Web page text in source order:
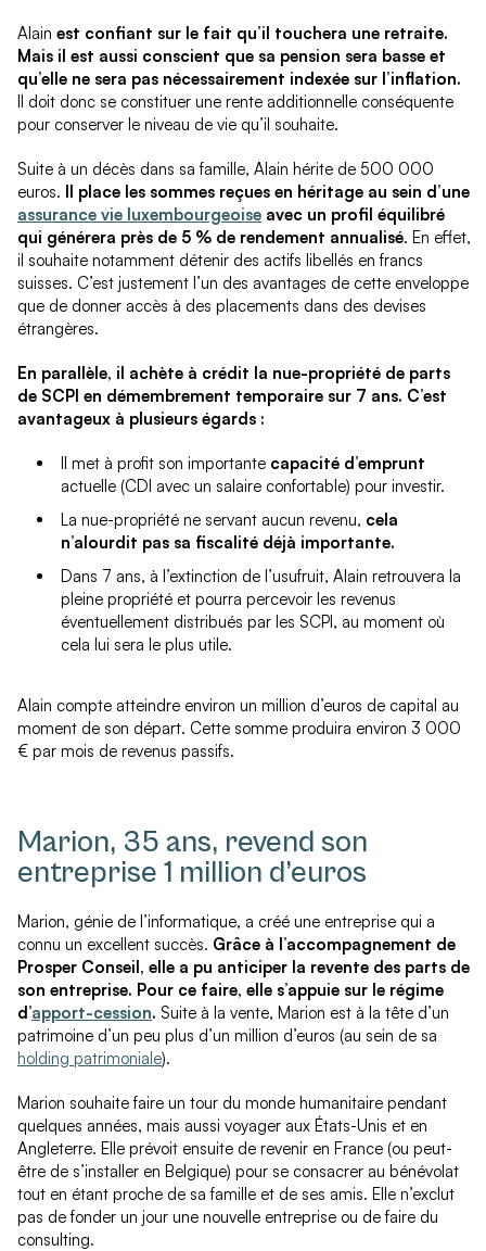
Alain est confiant sur le fait qu’il touchera une retraite.
Mais il est aussi conscient que sa pension sera basse et
qu’elle ne sera pas nécessairement indexée sur l’inflation.
Il doit donc se constituer une rente additionnelle conséquente
pour conserver le niveau de vie qu’il souhaite.
Suite à un décès dans sa famille, Alain hérite de 500 000
euros. Il place les sommes reçues en héritage au sein d’une
assurance vie luxembourgeoise avec un profil équilibré
qui générera près de 5 % de rendement annualisé. En effet,
il souhaite notamment détenir des actifs libellés en francs
suisses. C’est justement l’un des avantages de cette enveloppe
que de donner accès à des placements dans des devises
étrangères.
En parallèle, il achète à crédit la nue-propriété de parts
de SCPI en démembrement temporaire sur 7 ans. C’est
avantageux à plusieurs égards :
Il met à profit son importante capacité d’emprunt
actuelle (CDI avec un salaire confortable) pour investir.
La nue-propriété ne servant aucun revenu, cela
n’alourdit pas sa fiscalité déjà importante.
Dans 7 ans, à l’extinction de l’usufruit, Alain retrouvera la
pleine propriété et pourra percevoir les revenus
éventuellement distribués par les SCPI, au moment où
cela lui sera le plus utile.
Alain compte atteindre environ un million d’euros de capital au
moment de son départ. Cette somme produira environ 3 000
€ par mois de revenus passifs.
Marion, 35 ans, revend son
entreprise 1 million d’euros
Marion, génie de l’informatique, a créé une entreprise qui a
connu un excellent succès. Grâce à l’accompagnement de
Prosper Conseil, elle a pu anticiper la revente des parts de
son entreprise. Pour ce faire, elle s’appuie sur le régime
d’apport-cession. Suite à la vente, Marion est à la tête d’un
patrimoine d’un peu plus d’un million d’euros (au sein de sa
holding patrimoniale).
Marion souhaite faire un tour du monde humanitaire pendant
quelques années, mais aussi voyager aux États-Unis et en
Angleterre. Elle prévoit ensuite de revenir en France (ou peut-
être de s’installer en Belgique) pour se consacrer au bénévolat
tout en étant proche de sa famille et de ses amis. Elle n’exclut
pas de fonder un jour une nouvelle entreprise ou de faire du
consulting.